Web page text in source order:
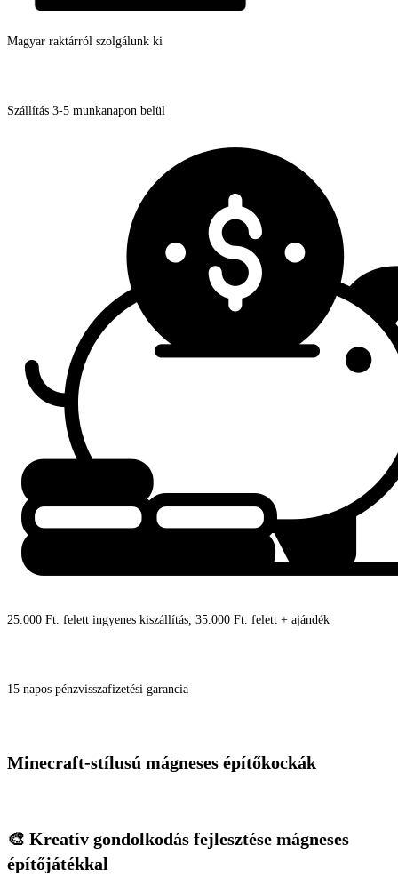
Magyar raktárról szolgálunk ki
Szállítás 3-5 munkanapon belül
25.000 Ft. felett ingyenes kiszállítás, 35.000 Ft. felett + ajándék
15 napos pénzvisszafizetési garancia
Minecraft-stílusú mágneses építőkockák
🎨 Kreatív gondolkodás fejlesztése mágneses
építőjátékkal